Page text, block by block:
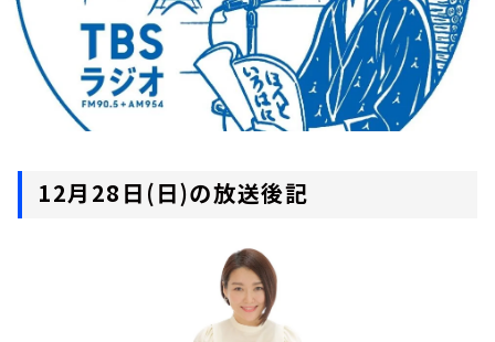
12月28日(日)の放送後記